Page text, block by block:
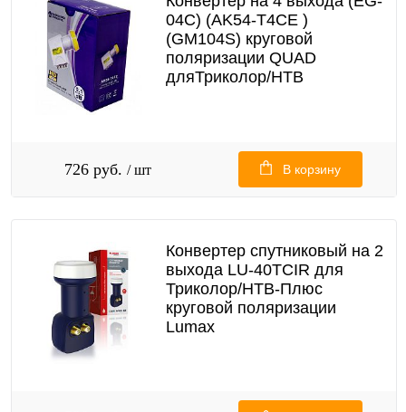
04C) (AK54-T4CE )
(GM104S) круговой
поляризации QUAD
дляТриколор/НТВ
726 руб. / шт В корзину
Конвертер спутниковый на 2
выхода LU-40TCIR для
Триколор/НТВ-Плюс
круговой поляризации
Lumax